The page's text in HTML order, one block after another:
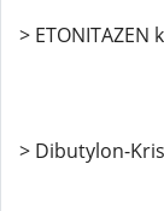
> ETONITAZEN
> Dibutylon-